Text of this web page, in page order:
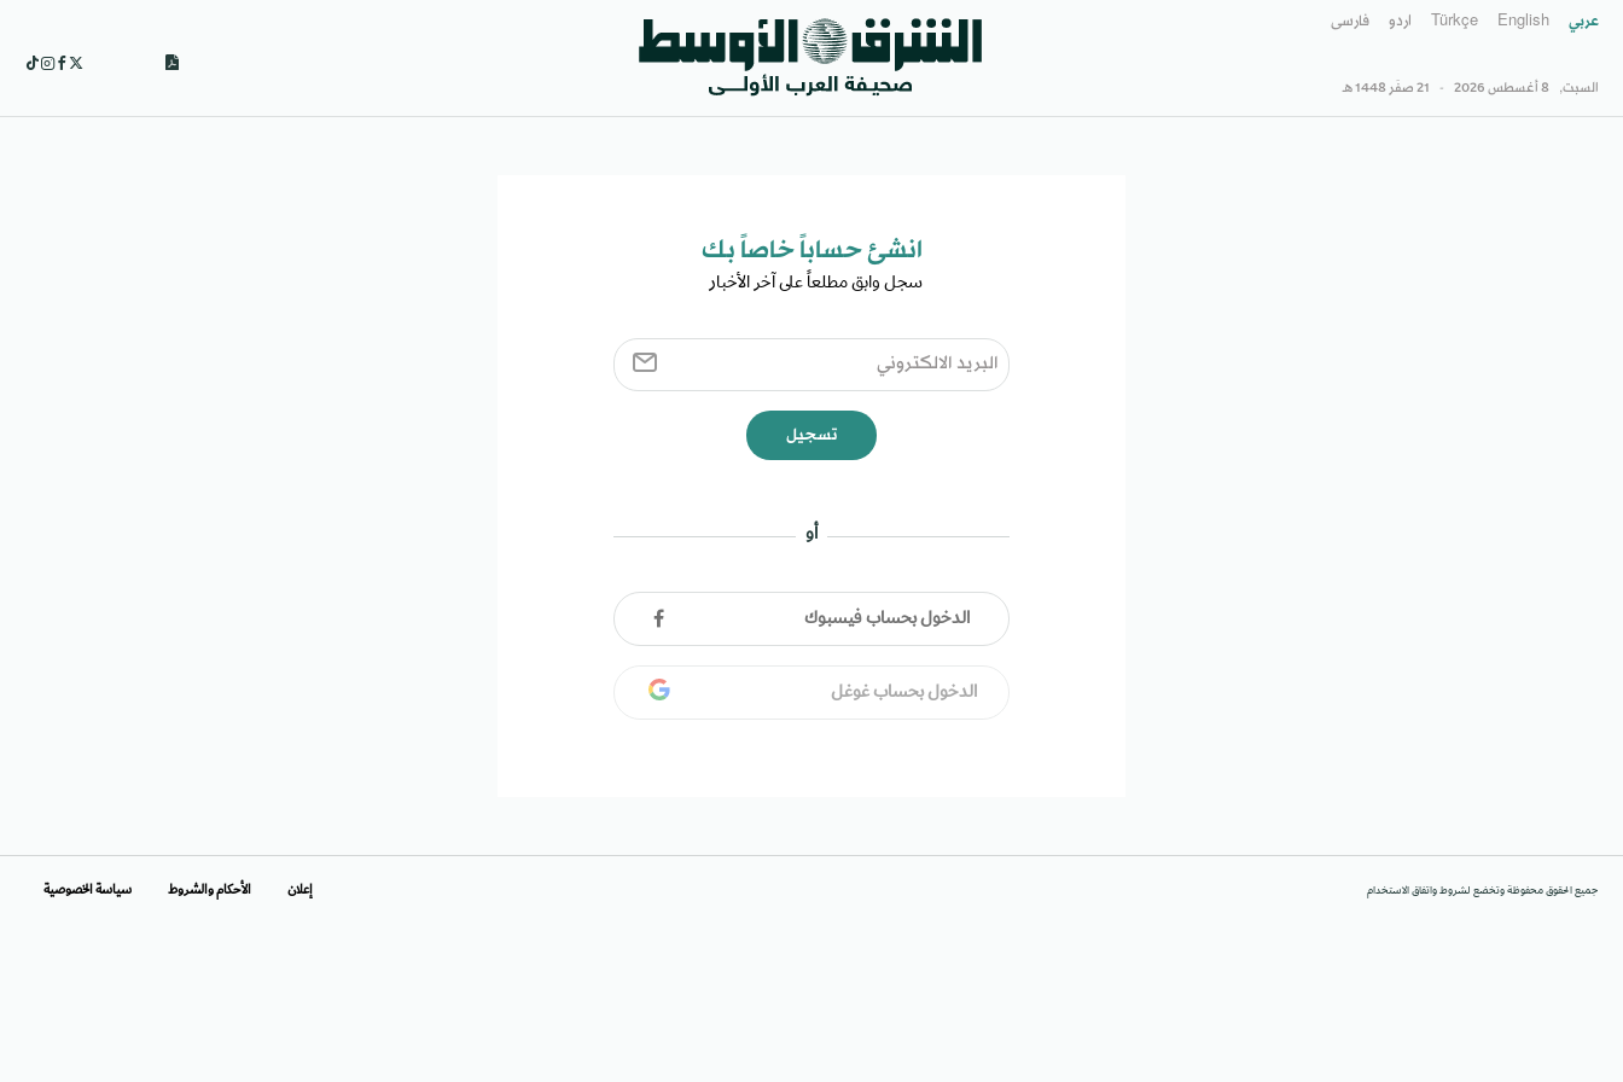
عربي English
Türkçe اردو فارسى
السبت, 8 أغسطس 2026 - 21 صفَر 1448 هـ
انشئ حساباً خاصاً بك​
سجل وابق مطلعاً على آخر الأخبار ​
تسجيل
أو
الدخول بحساب فيسبوك
الدخول بحساب غوغل
جميع الحقوق محفوظة وتخضع لشروط واتفاق الاستخدام إعلان الأحكام والشروط سياسة الخصوصية